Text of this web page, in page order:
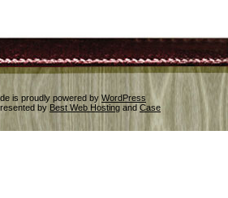
is proudly powered by WordPress
by Best Web Hosting and Case